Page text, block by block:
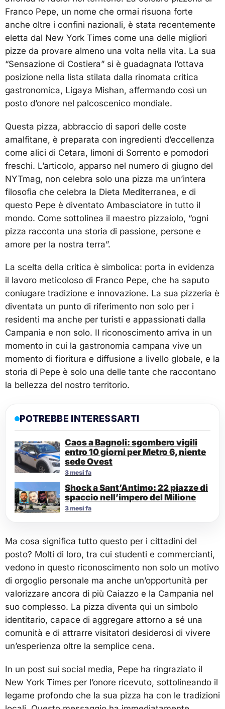
Franco Pepe, un nome che ormai risuona forte
anche oltre i confini nazionali, è stata recentemente
eletta dal New York Times come una delle migliori
pizze da provare almeno una volta nella vita. La sua
“Sensazione di Costiera” si è guadagnata l’ottava
posizione nella lista stilata dalla rinomata critica
gastronomica, Ligaya Mishan, affermando così un
posto d’onore nel palcoscenico mondiale.
Questa pizza, abbraccio di sapori delle coste
amalfitane, è preparata con ingredienti d’eccellenza
come alici di Cetara, limoni di Sorrento e pomodori
freschi. L’articolo, apparso nel numero di giugno del
NYTmag, non celebra solo una pizza ma un’intera
filosofia che celebra la Dieta Mediterranea, e di
questo Pepe è diventato Ambasciatore in tutto il
mondo. Come sottolinea il maestro pizzaiolo, “ogni
pizza racconta una storia di passione, persone e
amore per la nostra terra”.
La scelta della critica è simbolica: porta in evidenza
il lavoro meticoloso di Franco Pepe, che ha saputo
coniugare tradizione e innovazione. La sua pizzeria è
diventata un punto di riferimento non solo per i
residenti ma anche per turisti e appassionati dalla
Campania e non solo. Il riconoscimento arriva in un
momento in cui la gastronomia campana vive un
momento di fioritura e diffusione a livello globale, e la
storia di Pepe è solo una delle tante che raccontano
la bellezza del nostro territorio.
POTREBBE INTERESSARTI
Caos a Bagnoli: sgombero vigili
entro 10 giorni per Metro 6, niente
sede Ovest
3 mesi fa
Shock a Sant’Antimo: 22 piazze di
spaccio nell’impero del Milione
3 mesi fa
Ma cosa significa tutto questo per i cittadini del
posto? Molti di loro, tra cui studenti e commercianti,
vedono in questo riconoscimento non solo un motivo
di orgoglio personale ma anche un’opportunità per
valorizzare ancora di più Caiazzo e la Campania nel
suo complesso. La pizza diventa qui un simbolo
identitario, capace di aggregare attorno a sé una
comunità e di attrarre visitatori desiderosi di vivere
un’esperienza oltre la semplice cena.
In un post sui social media, Pepe ha ringraziato il
New York Times per l’onore ricevuto, sottolineando il
legame profondo che la sua pizza ha con le tradizioni